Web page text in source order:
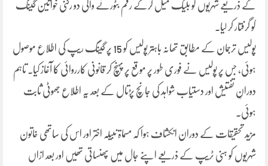
کے ذریعے شہریوں کو بلیک میل کرکے رقم بٹورنے والی دو رکنی خواتین گینگ
کو گرفتار کر لیا۔
پولیس ترجمان کے مطابق تھانہ باہتر پولیس کو 15 پر گینگ ریپ کی اطلاع موصول
ہوئی، جس پر پولیس نے فوری طور پر موقع پر پہنچ کر قانونی کارروائی کا آغاز کیا۔ تاہم
دورانِ تفتیش اور دستیاب شواہد کی جانچ پڑتال کے بعد یہ اطلاع جھوٹی ثابت
ہوئی۔
مزید تحقیقات کے دوران انکشاف ہوا کہ مسماۃ نبیلہ اختر اور اس کی ساتھی خاتون
شہریوں کو ہنی ٹریپ کے ذریعے اپنے جال میں پھنساتی تھیں اور بعد ازاں